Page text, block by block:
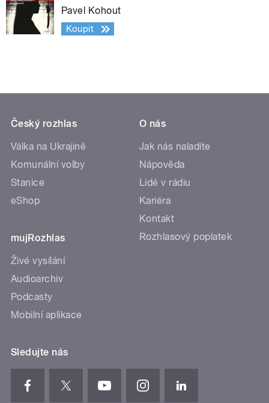
Pavel Kohout
Koupit
Český rozhlas
Válka na Ukrajině
Komunální volby
Stanice
eShop
mujRozhlas
Živé vysílání
Audioarchiv
Podcasty
Mobilní aplikace
O nás
Jak nás naladíte
Nápověda
Lidé v rádiu
Kariéra
Kontakt
Rozhlasový poplatek
Sledujte nás